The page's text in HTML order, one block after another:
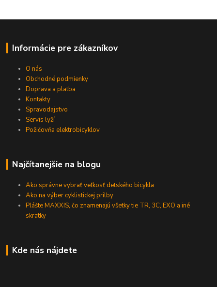
Informácie pre zákazníkov
O nás
Obchodné podmienky
Doprava a platba
Kontakty
Spravodajstvo
Servis lyží
Požičovňa elektrobicyklov
Najčítanejšie na blogu
Ako správne vybrať veľkosť detského bicykla
Ako na výber cyklistickej prilby
Plášte MAXXIS, čo znamenajú všetky tie TR, 3C, EXO a iné
skratky
Kde nás nájdete